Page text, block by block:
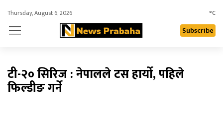
Thursday, August 6, 2026 °C
Subscribe
टी-२० सिरिज : नेपालले टस हार्याे, पहिले
फिल्डीङ गर्ने